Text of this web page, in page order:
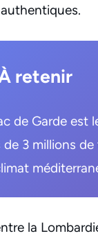
retenir
de Garde est
de 3 millions
la